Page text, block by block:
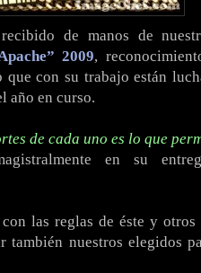
recibido de manos de
2009,
con su trabajo están
año en curso.
de cada uno es lo que
en su
las reglas de éste y
también nuestros elegidos